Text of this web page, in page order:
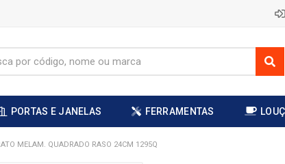
PORTAS E JANELAS FERRAMENTAS
MELAM. QUADRADO RASO 24CM 1295Q